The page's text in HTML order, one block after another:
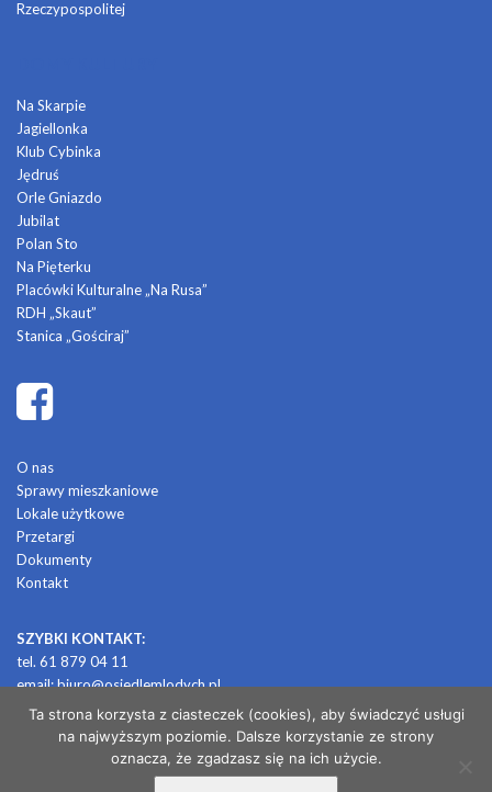
Rzeczypospolitej
Na Skarpie
Jagiellonka
Klub Cybinka
Jędruś
Orle Gniazdo
Jubilat
Polan Sto
Na Pięterku
Placówki Kulturalne „Na Rusa”
RDH „Skaut”
Stanica „Gościraj”
O nas
Sprawy mieszkaniowe
Lokale użytkowe
Przetargi
Dokumenty
Kontakt
SZYBKI KONTAKT:
tel. 61 879 04 11
email:biuro@osiedlemlodych.pl
© 2026 OSIEDLE MŁODYCH
Ta strona korzysta z ciasteczek (cookies), aby świadczyć usługi
na najwyższym poziomie. Dalsze korzystanie ze strony
oznacza, że zgadzasz się na ich użycie.